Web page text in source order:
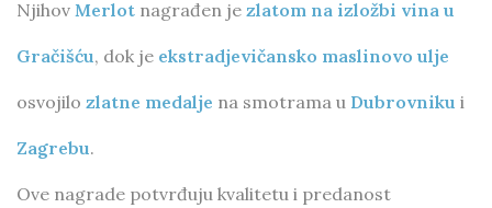
Njihov Merlot nagrađen je zlatom na izložbi vina u
Gračišću, dok je ekstradjevičansko maslinovo ulje
osvojilo zlatne medalje na smotrama u Dubrovniku i
Zagrebu.
Ove nagrade potvrđuju kvalitetu i predanost